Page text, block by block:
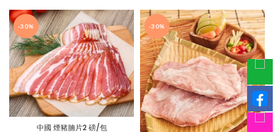
價
格：
$711.0。
價
格：
$499.0。
-30%
中國 煙豬腩片2 磅/包
-30%